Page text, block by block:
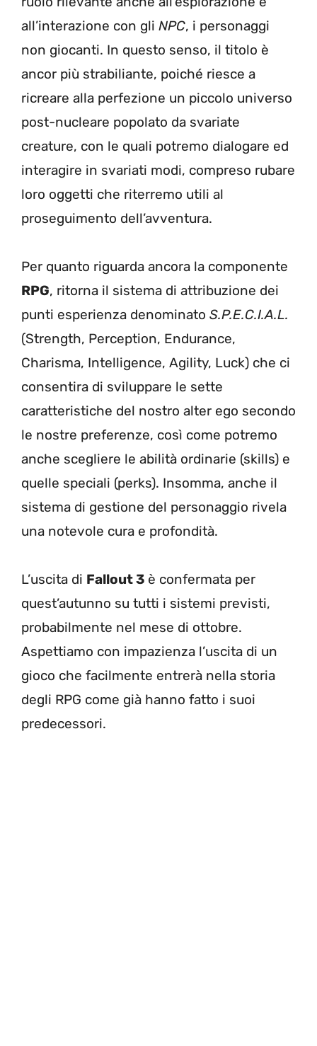
all’interazione con gli NPC, i personaggi
non giocanti. In questo senso, il titolo è
ancor più strabiliante, poiché riesce a
ricreare alla perfezione un piccolo universo
post-nucleare popolato da svariate
creature, con le quali potremo dialogare ed
interagire in svariati modi, compreso rubare
loro oggetti che riterremo utili al
proseguimento dell’avventura.
Per quanto riguarda ancora la componente
RPG, ritorna il sistema di attribuzione dei
punti esperienza denominato S.P.E.C.I.A.L.
(Strength, Perception, Endurance,
Charisma, Intelligence, Agility, Luck) che ci
consentira di sviluppare le sette
caratteristiche del nostro alter ego secondo
le nostre preferenze, così come potremo
anche scegliere le abilità ordinarie (skills) e
quelle speciali (perks). Insomma, anche il
sistema di gestione del personaggio rivela
una notevole cura e profondità.
L’uscita di Fallout 3 è confermata per
quest’autunno su tutti i sistemi previsti,
probabilmente nel mese di ottobre.
Aspettiamo con impazienza l’uscita di un
gioco che facilmente entrerà nella storia
degli RPG come già hanno fatto i suoi
predecessori.